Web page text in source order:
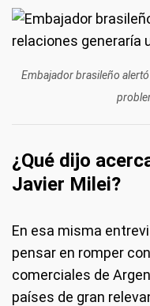
Embajador brasileño
¿Qué dijo
Javier Milei?
En esa misma
pensar en romper
comerciales de
países de gran